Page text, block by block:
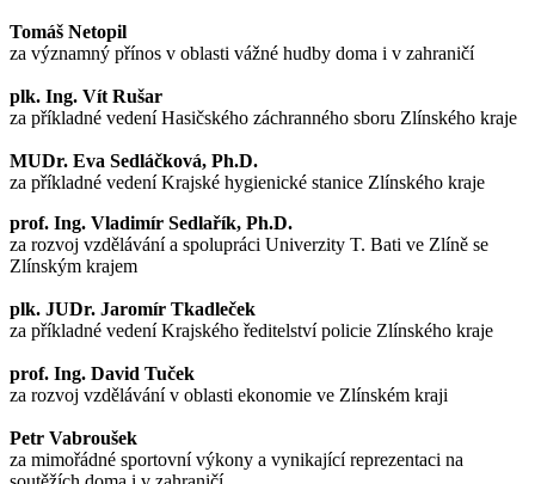
Tomáš Netopil
za významný přínos v oblasti vážné hudby doma i v zahraničí
plk. Ing. Vít Rušar
za příkladné vedení Hasičského záchranného sboru Zlínského kraje
MUDr. Eva Sedláčková, Ph.D.
za příkladné vedení Krajské hygienické stanice Zlínského kraje
prof. Ing. Vladimír Sedlařík, Ph.D.
za rozvoj vzdělávání a spolupráci Univerzity T. Bati ve Zlíně se
Zlínským krajem
plk. JUDr. Jaromír Tkadleček
za příkladné vedení Krajského ředitelství policie Zlínského kraje
prof. Ing. David Tuček
za rozvoj vzdělávání v oblasti ekonomie ve Zlínském kraji
Petr Vabroušek
za mimořádné sportovní výkony a vynikající reprezentaci na